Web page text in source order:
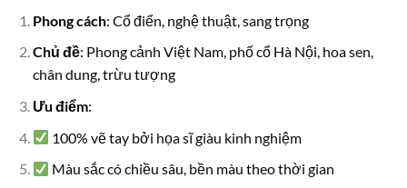
Phong cách: Cổ điển, nghệ thuật, sang trọng
Chủ đề: Phong cảnh Việt Nam, phố cổ Hà Nội, hoa sen,
chân dung, trừu tượng
Ưu điểm:
100% vẽ tay bởi họa sĩ giàu kinh nghiệm
Màu sắc có chiều sâu, bền màu theo thời gian